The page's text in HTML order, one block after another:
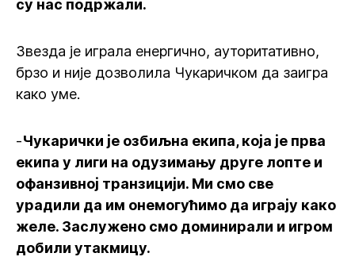
су нас подржали.
Звезда је играла енергично, ауторитативно,
брзо и није дозволила Чукаричком да заигра
како уме.
-Чукарички је озбиљна екипа, која је прва
екипа у лиги на одузимању друге лопте и
офанзивној транзицији. Ми смо све
урадили да им онемогућимо да играју како
желе. Заслужено смо доминирали и игром
добили утакмицу.